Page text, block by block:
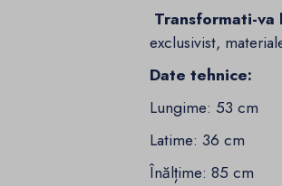
Transformati-va
exclusivist,
Date tehnice:
Lungime: 53 cm
Latime: 36 cm
Înălțime: 85 cm